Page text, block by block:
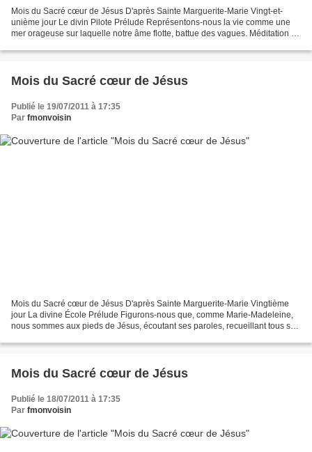
Mois du Sacré cœur de Jésus D'après Sainte Marguerite-Marie Vingt-et-
unième jour Le divin Pilote Prélude Représentons-nous la vie comme une
mer orageuse sur laquelle notre âme flotte, battue des vagues. Méditation «
Mois du Sacré cœur de Jésus
Publié le 19/07/2011 à 17:35
Par fmonvoisin
Mois du Sacré cœur de Jésus D'après Sainte Marguerite-Marie Vingtième
jour La divine École Prélude Figurons-nous que, comme Marie-Madeleine,
nous sommes aux pieds de Jésus, écoutant ses paroles, recueillant tous ses
Mois du Sacré cœur de Jésus
Publié le 18/07/2011 à 17:35
Par fmonvoisin